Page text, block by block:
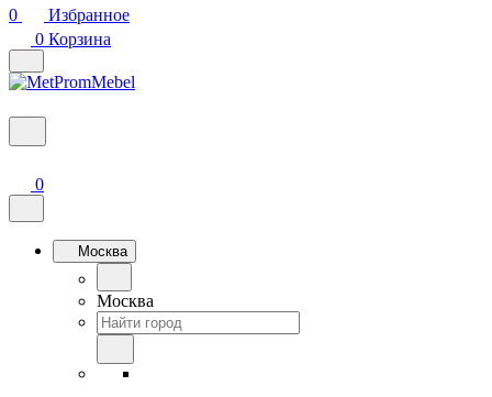
0
Избранное
0 Корзина
0
Москва
Москва